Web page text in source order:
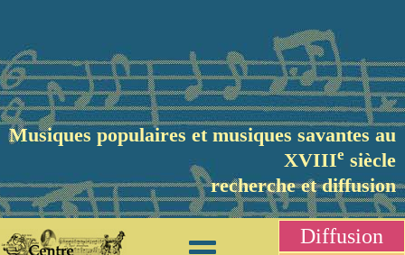
Musiques populaires et musiques savantes au
XVIIIe siècle
recherche et diffusion
Diffusion